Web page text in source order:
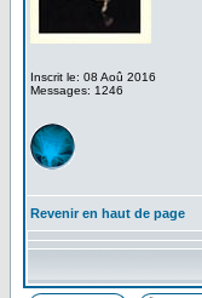
Inscrit le: 08 Aoû 2016
Messages: 1246
Revenir en haut de page